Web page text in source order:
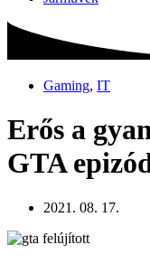
Gaming, IT
Erős a
GTA
2021. 08. 17.